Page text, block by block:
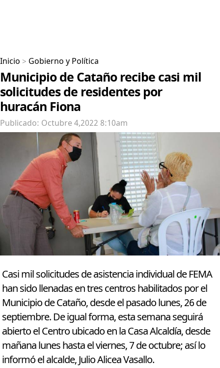
Inicio > Gobierno y Política
Municipio de Cataño recibe casi mil
solicitudes de residentes por
huracán Fiona
Publicado: Octubre 4,2022 8:10am
Casi mil solicitudes de asistencia individual de FEMA
han sido llenadas en tres centros habilitados por el
Municipio de Cataño, desde el pasado lunes, 26 de
septiembre. De igual forma, esta semana seguirá
abierto el Centro ubicado en la Casa Alcaldía, desde
mañana lunes hasta el viernes, 7 de octubre; así lo
informó el alcalde, Julio Alicea Vasallo.